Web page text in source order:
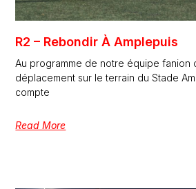
R2 – Rebondir À Amplepuis
Au programme de notre équipe fanion
déplacement sur le terrain du Stade
compte
Read More